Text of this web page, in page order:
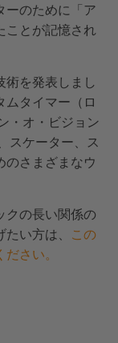
ーのために「ア
ことが記憶され
術を発表しまし
ムタイマー（ロ
・オ・ビジョン
スケーター、ス
のさまざまなウ
クの長い関係の
い方は、 この
さい。